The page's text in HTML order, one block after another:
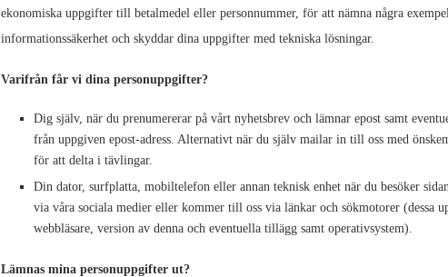
ekonomiska uppgifter till betalmedel eller personnummer, för att nämna några
informationssäkerhet och skyddar dina uppgifter med tekniska lösningar.
Varifrån får vi dina personuppgifter?
Dig själv, när du prenumererar på vårt nyhetsbrev och lämnar epost samt
från uppgiven epost-adress. Alternativt när du själv mailar in till oss med
för att delta i tävlingar.
Din dator, surfplatta, mobiltelefon eller annan teknisk enhet när du besöker
via våra sociala medier eller kommer till oss via länkar och sökmotorer (dessa
webbläsare, version av denna och eventuella tillägg samt operativsystem).
Lämnas mina personuppgifter ut?